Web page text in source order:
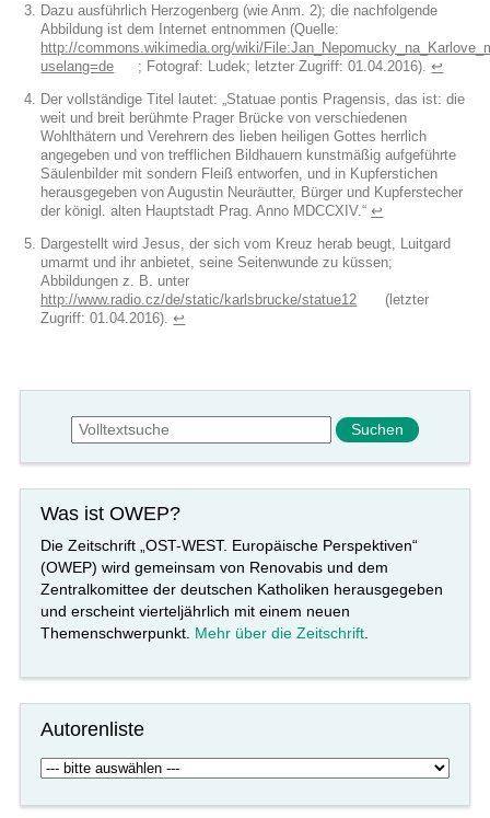
Dazu ausführlich Herzogenberg (wie Anm. 2); die nachfolgende
Abbildung ist dem Internet entnommen (Quelle:
http://commons.wikimedia.org/wiki/
uselang=de
; Fotograf: Ludek; letzter Zugriff: 01.04.2016).↩︎
Der vollständige Titel lautet: „Statuae pontis Pragensis, das ist: die
weit und breit berühmte Prager Brücke von verschiedenen
Wohlthätern und Verehrern des lieben heiligen Gottes herrlich
angegeben und von trefflichen Bildhauern kunstmäßig aufgeführte
Säulenbilder mit sondern Fleiß entworfen, und in Kupferstichen
herausgegeben von Augustin Neuräutter, Bürger und Kupferstecher
der königl. alten Hauptstadt Prag. Anno MDCCXIV.“↩︎
Dargestellt wird Jesus, der sich vom Kreuz herab beugt, Luitgard
umarmt und ihr anbietet, seine Seitenwunde zu küssen;
Abbildungen z. B. unter
http://www.radio.cz/de/static/karlsbrucke/statue12
(letzter
Zugriff: 01.04.2016).↩︎
Suchformular
Suche
Was ist OWEP?
Die Zeitschrift „OST-WEST. Europäische Perspektiven“
(OWEP) wird gemeinsam von Renovabis und dem
Zentralkomittee der deutschen Katholiken herausgegeben
und erscheint vierteljährlich mit einem neuen
Themenschwerpunkt. Mehr über die Zeitschrift
Autorenliste